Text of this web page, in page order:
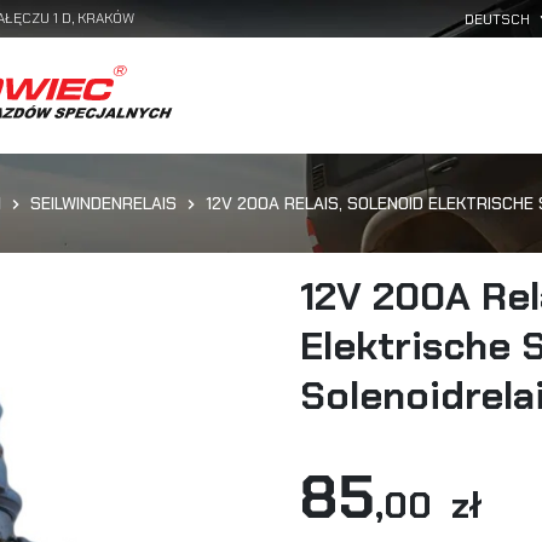
1 D, KRAKÓW
SEILWINDENRELAIS 12V 200A RELAIS, SOLENOID ELEKTRISCHE
12V 200A
Elektrische
85,00 zł